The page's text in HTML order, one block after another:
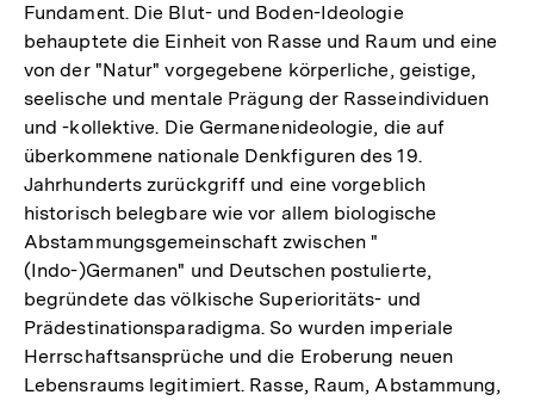
Fundament. Die Blut- und Boden-Ideologie
behauptete die Einheit von Rasse und Raum und eine
von der "Natur" vorgegebene körperliche, geistige,
seelische und mentale Prägung der Rasseindividuen
und -kollektive. Die Germanenideologie, die auf
überkommene nationale Denkfiguren des 19.
Jahrhunderts zurückgriff und eine vorgeblich
historisch belegbare wie vor allem biologische
Abstammungsgemeinschaft zwischen "
(Indo-)Germanen" und Deutschen postulierte,
begründete das völkische Superioritäts- und
Prädestinationsparadigma. So wurden imperiale
Herrschaftsansprüche und die Eroberung neuen
Lebensraums legitimiert. Rasse, Raum, Abstammung,